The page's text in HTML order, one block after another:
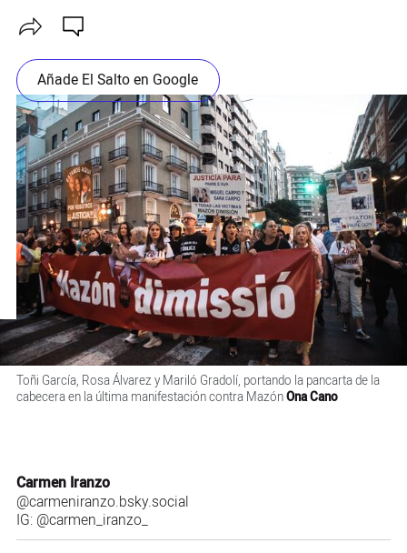
Añade El Salto en Google
Toñi García, Rosa Álvarez y Mariló Gradolí, portando la pancarta de la
cabecera en la última manifestación contra MazónOna Cano
Carmen Iranzo
@carmeniranzo.bsky.social
IG: @carmen_iranzo_